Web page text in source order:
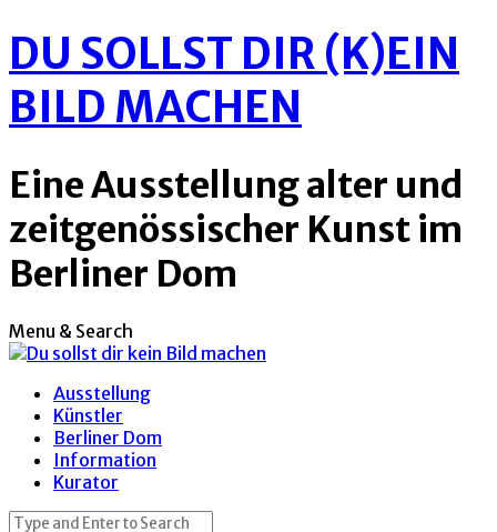
DU SOLLST DIR (K)EIN
BILD MACHEN
Eine Ausstellung alter und
zeitgenössischer Kunst im
Berliner Dom
Menu & Search
Ausstellung
Künstler
Berliner Dom
Information
Kurator